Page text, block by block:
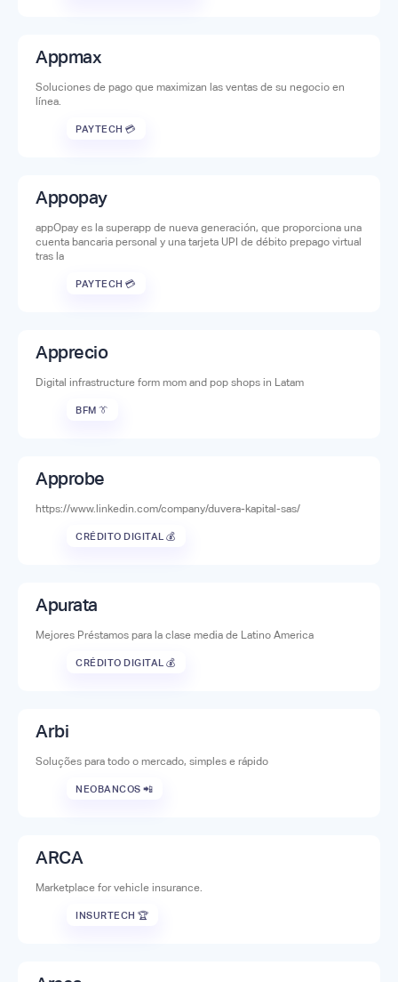
Appmax
Soluciones de pago que maximizan las ventas de su negocio en
línea.
PAYTECH 💳
Appopay
appOpay es la superapp de nueva generación, que proporciona una
cuenta bancaria personal y una tarjeta UPI de débito prepago virtual
tras la
PAYTECH 💳
Apprecio
Digital infrastructure form mom and pop shops in Latam
BFM 👔
Approbe
https://www.linkedin.com/company/duvera-kapital-sas/
CRÉDITO DIGITAL 💰
Apurata
Mejores Préstamos para la clase media de Latino America
CRÉDITO DIGITAL 💰
Arbi
Soluções para todo o mercado, simples e rápido
NEOBANCOS 📲
ARCA
Marketplace for vehicle insurance.
INSURTECH 🏆